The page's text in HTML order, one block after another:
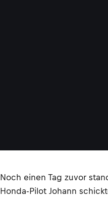
Noch einen Tag zuvor
Honda-Pilot Johann